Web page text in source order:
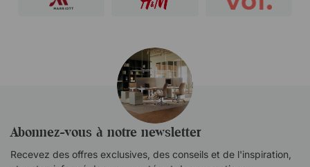
Abonnez-vous à notre newsletter
Recevez des offres exclusives, des conseils et de l'inspiration,